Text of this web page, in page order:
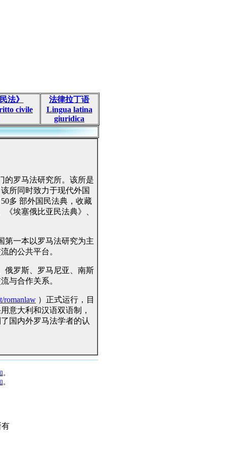
法》
civile
法律拉丁语
Lingua latina
giuridica
的罗马法研究所。该所是
所同时致力于现代外国
50多 部外国民法典，收藏
埃塞俄比亚民法典》、
第一本以罗马法研究为主
的公共平台。
俄罗斯、罗马尼亚、南斯
与合作关系。
romanlaw ）正式运行， 目
意大利和汉语双语制，
国内外罗马法学者的认
。
。